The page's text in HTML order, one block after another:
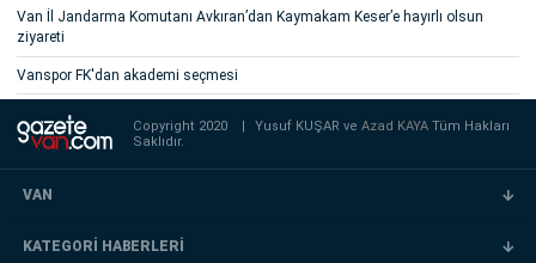
Van İl Jandarma Komutanı Avkıran’dan Kaymakam Keser’e hayırlı olsun
ziyareti
Vanspor FK'dan akademi seçmesi
Copyright 2020 Yusuf KUŞAR veAzad KAYATüm Hakları
Saklıdır.
VAN
KATEGORİ HABERLERİ